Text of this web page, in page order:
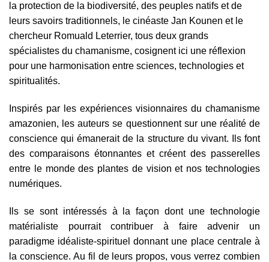
la protection de la biodiversité, des peuples natifs et de
leurs savoirs traditionnels, le cinéaste Jan Kounen et le
chercheur Romuald Leterrier, tous deux grands
spécialistes du chamanisme, cosignent ici une réflexion
pour une harmonisation entre sciences, technologies et
spiritualités.
Inspirés par les expériences visionnaires du chamanisme
amazonien, les auteurs se questionnent sur une réalité de
conscience qui émanerait de la structure du vivant. Ils font
des comparaisons étonnantes et créent des passerelles
entre le monde des plantes de vision et nos technologies
numériques.
Ils se sont intéressés à la façon dont une technologie
matérialiste pourrait contribuer à faire advenir un
paradigme idéaliste-spirituel donnant une place centrale à
la conscience. Au fil de leurs propos, vous verrez combien